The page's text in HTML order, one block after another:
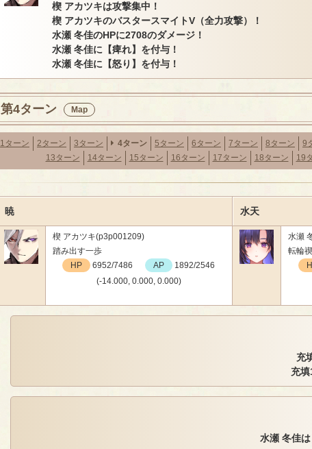
楔 アカツキは攻撃集中！
楔 アカツキのバスタースマイトV（全力攻撃）！
水瀬 冬佳のHPに2708のダメージ！
水瀬 冬佳に【痺れ】を付与！
水瀬 冬佳に【怒り】を付与！
第4ターン Map
1ターン 2ターン 3ターン 4ターン 5ターン 6ターン 7ターン 8ターン 9
13ターン
14ターン 15ターン 16ターン 17ターン 18ターン 19
暁 水天
楔 アカツキ(p3p001209)
踏み出す一歩
HP
6952/7486 AP
1892/2546
(-14.000, 0.000, 0.000)
水瀬
転輪
充
充
水瀬 冬佳